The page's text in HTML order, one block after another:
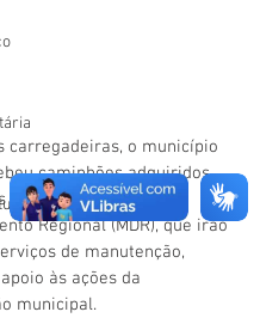
carregadeiras, o município
caminhões adquiridos
do Ministério do
Regional (MDR), que irão
de manutenção,
às ações da
municipal.